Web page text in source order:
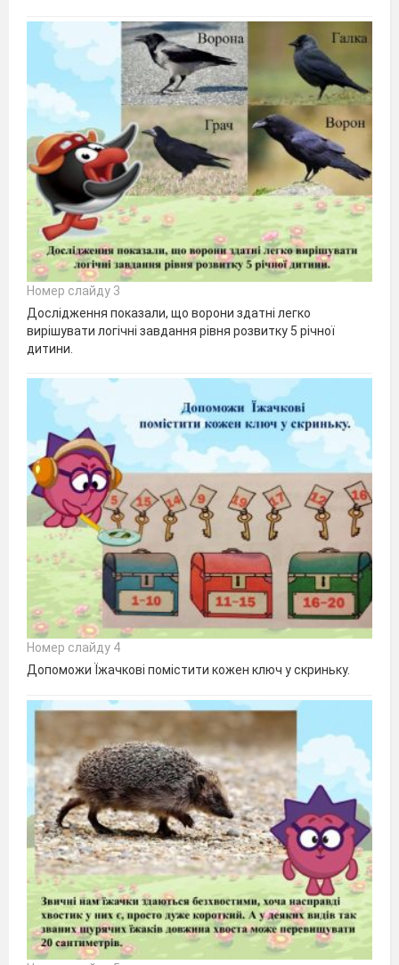
Номер слайду 3
Дослідження показали, що ворони здатні легко
вирішувати логічні завдання рівня розвитку 5 річної
дитини.
Номер слайду 4
Допоможи Їжачкові помістити кожен ключ у скриньку.